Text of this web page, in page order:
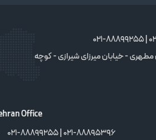
مطهری - خیابان میرزای شیرازی - کوچه
Office
021-88895396 | 021-88899255